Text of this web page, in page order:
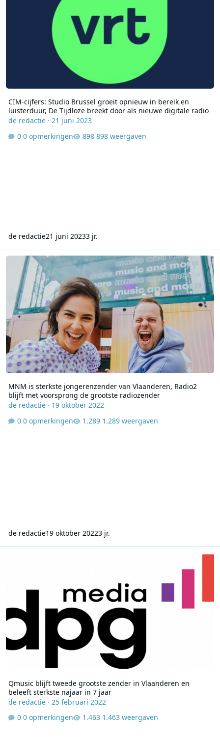
CIM-cijfers: Studio Brussel groeit opnieuw in bereik en
luisterduur, De Tijdloze breekt door als nieuwe digitale radio
de redactie· 21 juni 2023
0 opmerkingen
898 weergaven
de redactie21 juni 20233 jr.
MNM is sterkste jongerenzender van Vlaanderen, Radio2 blijft
MNM is sterkste jongerenzender van Vlaanderen, Radio2
blijft met voorsprong de grootste radiozender
de redactie· 19 oktober 2022
0 opmerkingen
1.289 weergaven
de redactie19 oktober 20223 jr.
Qmusic blijft tweede grootste zender in Vlaanderen en
beleeft sterkste najaar in 7 jaar
de redactie· 25 februari 2022
0 opmerkingen
1.463 weergaven